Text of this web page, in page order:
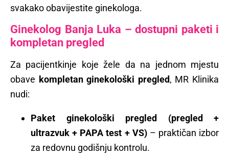
svakako obavijestite ginekologa.
Ginekolog Banja Luka – dostupni paketi i
kompletan pregled
Za pacijentkinje koje žele da na jednom mjestu
obave kompletan ginekološki pregled, MR Klinika
nudi:
Paket ginekološki pregled (pregled +
ultrazvuk + PAPA test + VS)– praktičan izbor
za redovnu godišnju kontrolu.